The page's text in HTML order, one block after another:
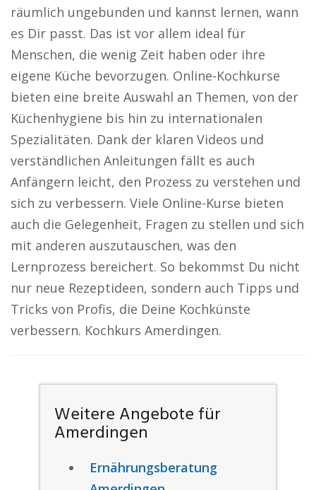
räumlich ungebunden und kannst lernen, wann
es Dir passt. Das ist vor allem ideal für
Menschen, die wenig Zeit haben oder ihre
eigene Küche bevorzugen. Online-Kochkurse
bieten eine breite Auswahl an Themen, von der
Küchenhygiene bis hin zu internationalen
Spezialitäten. Dank der klaren Videos und
verständlichen Anleitungen fällt es auch
Anfängern leicht, den Prozess zu verstehen und
sich zu verbessern. Viele Online-Kurse bieten
auch die Gelegenheit, Fragen zu stellen und sich
mit anderen auszutauschen, was den
Lernprozess bereichert. So bekommst Du nicht
nur neue Rezeptideen, sondern auch Tipps und
Tricks von Profis, die Deine Kochkünste
verbessern. Kochkurs Amerdingen.
Weitere Angebote für
Amerdingen
Ernährungsberatung